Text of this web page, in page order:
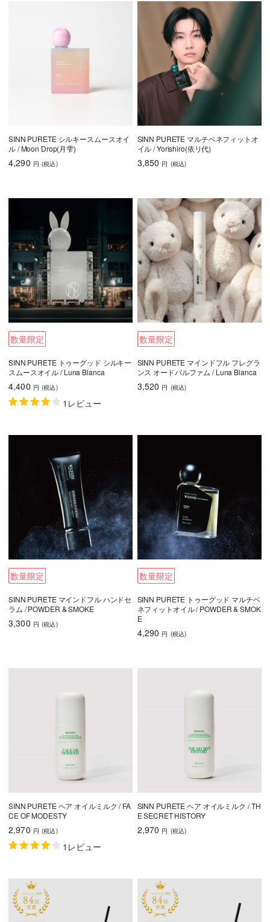
SINN PURETE シルキースムースオイ
ル / Moon Drop(月雫)
4,290 円 (税込)
SINN PURETE マルチベネフィットオ
イル / Yorishiro(依リ代)
3,850 円 (税込)
数量限定
SINN PURETE トゥーグッド シルキー
スムースオイル / Luna Blanca
4,400 円 (税込)
1レビュー
数量限定
SINN PURETE マインドフル フレグラ
ンス オードパルファム / Luna Blanca
3,520 円 (税込)
数量限定
SINN PURETE マインドフル ハンドセ
ラム / POWDER & SMOKE
3,300 円 (税込)
数量限定
SINN PURETE トゥーグッド マルチベ
ネフィットオイル / POWDER & SMOK
E
4,290 円 (税込)
SINN PURETE ヘア オイルミルク / FA
CE OF MODESTY
2,970 円 (税込)
1レビュー
SINN PURETE ヘア オイルミルク / TH
E SECRET HISTORY
2,970 円 (税込)